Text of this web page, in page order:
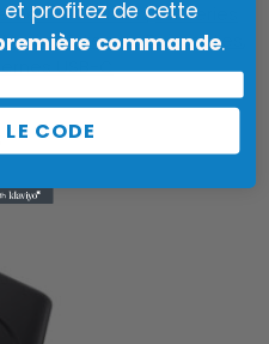
30000mAh,Batteries
Externes Puissantes
USB-C
profitez de cette
commande.
CODE